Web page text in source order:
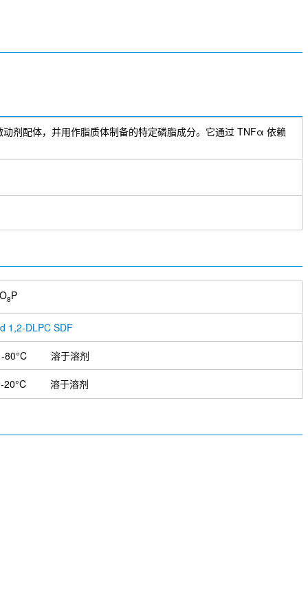
剂配体，并用作脂质体制备的特定磷脂成分。它通过 TNFα 依赖
8P
1,2-DLPC SDF
-80°C 溶于溶剂
-20°C 溶于溶剂